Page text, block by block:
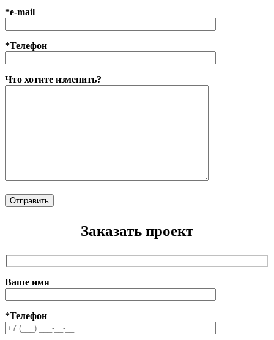
*e-mail
*Телефон
Что хотите изменить?
Заказать проект
Ваше имя
*Телефон